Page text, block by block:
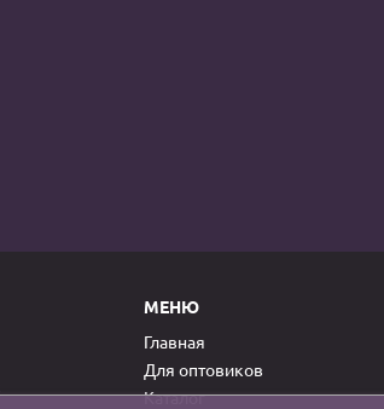
МЕНЮ
Главная
Для оптовиков
Каталог